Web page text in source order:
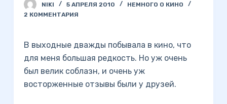
NIKI 5 АПРЕЛЯ 2010
НЕМНОГО О КИНО
2 КОММЕНТАРИЯ
В выходные дважды побывала в кино, что
для меня большая редкость. Но уж очень
был велик соблазн, и очень уж
восторженные отзывы были у друзей.